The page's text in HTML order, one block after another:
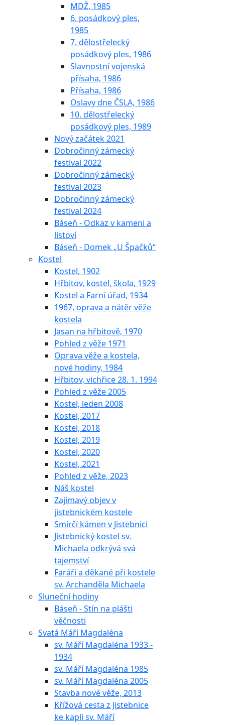
MDŽ, 1985
6. posádkový ples,
1985
7. dělostřelecký
posádkový ples, 1986
Slavnostní vojenská
přísaha, 1986
Přísaha, 1986
Oslavy dne ČSLA, 1986
10. dělostřelecký
posádkový ples, 1989
Nový začátek 2021
Dobročinný zámecký
festival 2022
Dobročinný zámecký
festival 2023
Dobročinný zámecký
festival 2024
Báseň - Odkaz v kameni a
listoví
Báseň - Domek „U Špačků“
Kostel
Kostel, 1902
Hřbitov, kostel, škola, 1929
Kostel a Farní úřad, 1934
1967, oprava a nátěr věže
kostela
Jasan na hřbitově, 1970
Pohled z věže 1971
Oprava věže a kostela,
nové hodiny, 1984
Hřbitov, vichřice 28. 1. 1994
Pohled z věže 2005
Kostel, leden 2008
Kostel, 2017
Kostel, 2018
Kostel, 2019
Kostel, 2020
Kostel, 2021
Pohled z věže, 2023
Náš kostel
Zajímavý objev v
jistebnickém kostele
Smírčí kámen v Jistebnici
Jistebnický kostel sv.
Michaela odkrývá svá
tajemství
Faráři a děkané při kostele
sv. Archanděla Michaela
Sluneční hodiny
Báseň - Stín na plášti
věčnosti
Svatá Máří Magdaléna
sv. Máří Magdaléna 1933 -
1934
sv. Máří Magdaléna 1985
sv. Máří Magdaléna 2005
Stavba nové věže, 2013
Křížová cesta z Jistebnice
ke kapli sv. Máří